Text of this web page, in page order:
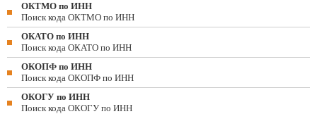
ОКТМО по ИНН
Поиск кода ОКТМО по ИНН
ОКАТО по ИНН
Поиск кода ОКАТО по ИНН
ОКОПФ по ИНН
Поиск кода ОКОПФ по ИНН
ОКОГУ по ИНН
Поиск кода ОКОГУ по ИНН